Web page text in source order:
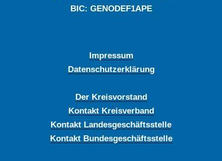
BIC: GENODEF1APE
Impressum
Datenschutzerklärung
Der Kreisvorstand
Kontakt Kreisverband
Kontakt Landesgeschäftsstelle
Kontakt Bundesgeschäftsstelle